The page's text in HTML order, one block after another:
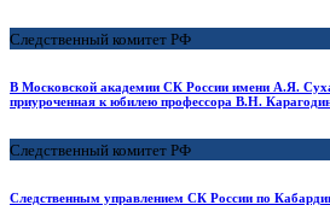
Следственный комитет РФ
В Московской академии СК России имени А.Я.
приуроченная к юбилею профессора В.Н.
Следственный комитет РФ
Следственным управлением СК России по